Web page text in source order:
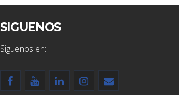
SIGUENOS
Siguenos en: